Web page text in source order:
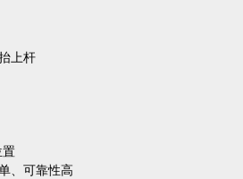
上杆
、可靠性高